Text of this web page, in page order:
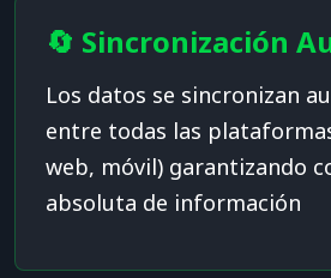
🔄 Sincronización
Los datos se sincronizan
entre todas las
web, móvil) garantizando
absoluta de información